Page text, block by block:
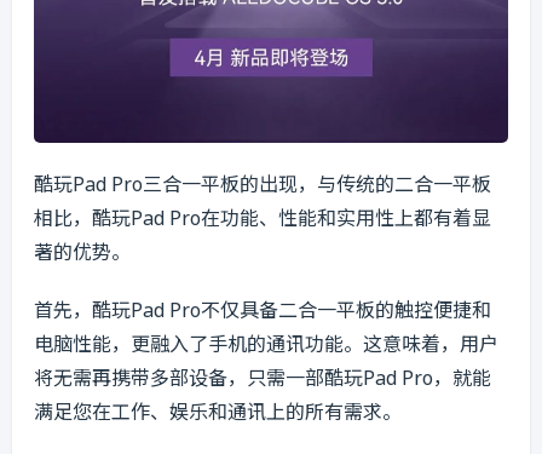
酷玩Pad Pro三合一平板的出现，与传统的二合一平板
相比，酷玩Pad Pro在功能、性能和实用性上都有着显
著的优势。
首先，酷玩Pad Pro不仅具备二合一平板的触控便捷和
电脑性能，更融入了手机的通讯功能。这意味着，用户
将无需再携带多部设备，只需一部酷玩Pad Pro，就能
满足您在工作、娱乐和通讯上的所有需求。